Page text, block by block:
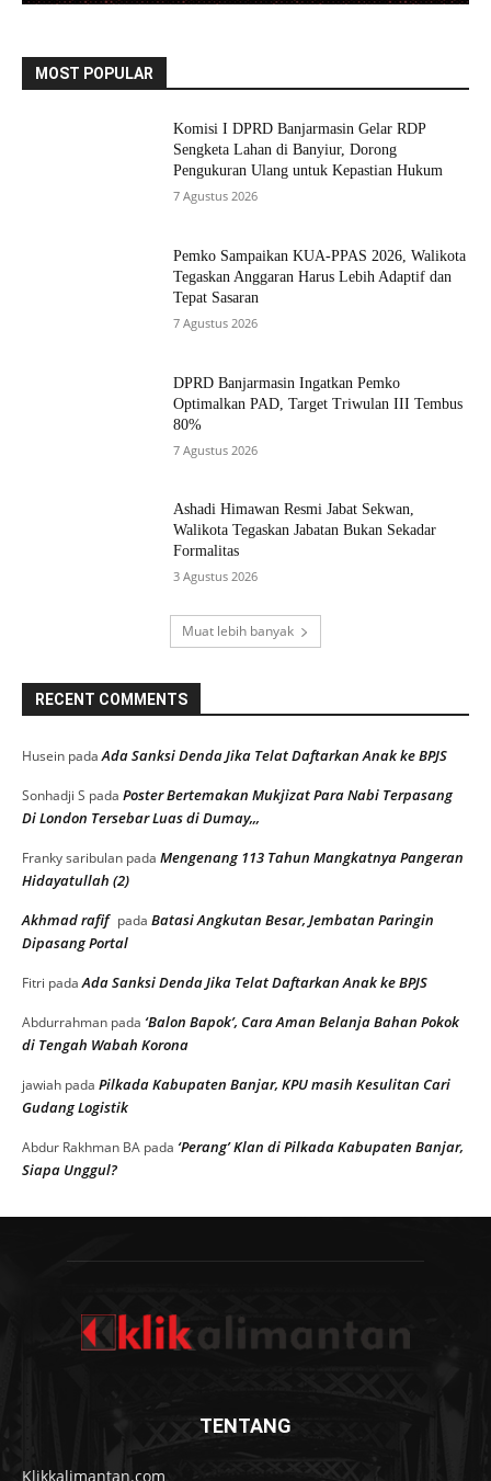
MOST POPULAR
Komisi I DPRD Banjarmasin Gelar RDP
Sengketa Lahan di Banyiur, Dorong
Pengukuran Ulang untuk Kepastian Hukum
7 Agustus 2026
Pemko Sampaikan KUA-PPAS 2026, Walikota
Tegaskan Anggaran Harus Lebih Adaptif dan
Tepat Sasaran
7 Agustus 2026
DPRD Banjarmasin Ingatkan Pemko
Optimalkan PAD, Target Triwulan III Tembus
80%
7 Agustus 2026
Ashadi Himawan Resmi Jabat Sekwan,
Walikota Tegaskan Jabatan Bukan Sekadar
Formalitas
3 Agustus 2026
Muat lebih banyak
RECENT COMMENTS
Husein padaAda Sanksi Denda Jika Telat Daftarkan Anak ke BPJS
Sonhadji S pada Poster Bertemakan Mukjizat Para Nabi Terpasang
Di London Tersebar Luas di Dumay,,,
Franky saribulan pada Mengenang 113 Tahun Mangkatnya Pangeran
Hidayatullah (2)
Akhmad rafif pada Batasi Angkutan Besar, Jembatan Paringin
Dipasang Portal
Fitri padaAda Sanksi Denda Jika Telat Daftarkan Anak ke BPJS
Abdurrahman pada ‘Balon Bapok’, Cara Aman Belanja Bahan Pokok
di Tengah Wabah Korona
jawiah pada Pilkada Kabupaten Banjar, KPU masih Kesulitan Cari
Gudang Logistik
Abdur Rakhman BA pada ‘Perang’ Klan di Pilkada Kabupaten Banjar,
Siapa Unggul?
TENTANG
Klikkalimantan.com